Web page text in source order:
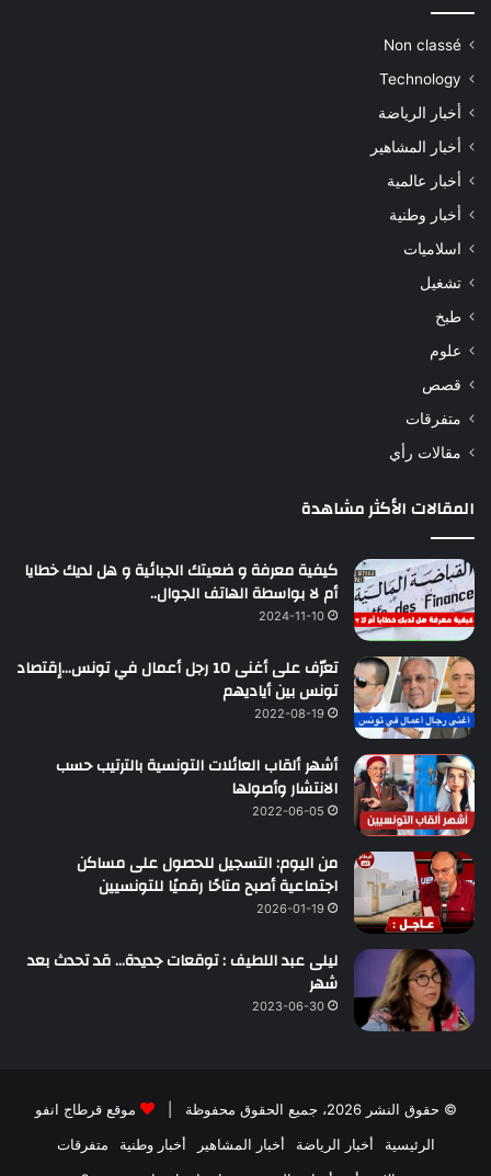
Non classé
Technology
أخبار الرياضة
أخبار المشاهير
أخبار عالمية
أخبار وطنية
اسلاميات
تشغيل
طبخ
علوم
قصص
متفرقات
مقالات رأي
المقالات الأكثر مشاهدة
كيفية معرفة و ضعيتك الجبائية و هل لديك خطايا
أم لا بواسطة الهاتف الجوال..
2024-11-10
تعرّف على أغنى 10 رجل أعمال في تونس…إقتصاد
تونس بين أياديهم
2022-08-19
أشهر ألقاب العائلات التونسية بالترتيب حسب
الانتشار وأصولها
2022-06-05
من اليوم: التسجيل للحصول على مساكن
اجتماعية أصبح متاحًا رقميًا للتونسيين
2026-01-19
ليلى عبد اللطيف : توقعات جديدة… قد تحدث بعد
شهر
2023-06-30
© حقوق النشر 2026، جميع الحقوق محفوظة |
موقع قرطاج انفو
الرئيسية
أخبار الرياضة أخبار المشاهير أخبار وطنية
متفرقات